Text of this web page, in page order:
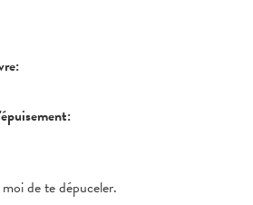
de te dépuceler.